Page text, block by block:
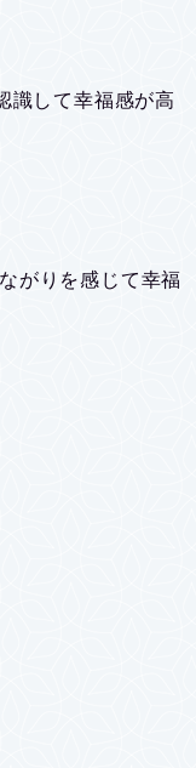
識して幸福感が高
がりを感じて幸福